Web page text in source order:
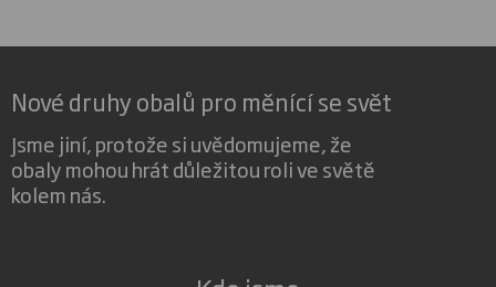
Nové druhy obalů pro měnící se svět
Jsme jiní, protože si uvědomujeme, že
obaly mohou hrát důležitou roli ve světě
kolem nás.